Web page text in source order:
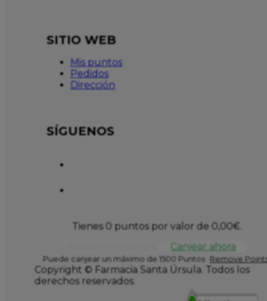
SITIO WEB
Mis puntos
Pedidos
Dirección
SÍGUENOS
Tienes 0 puntos por valor de 0,00€.
Canjear ahora
Puede canjear un máximo de 1500 Puntos Remove
Copyright © Farmacia Santa Úrsula. Todos los
derechos reservados.